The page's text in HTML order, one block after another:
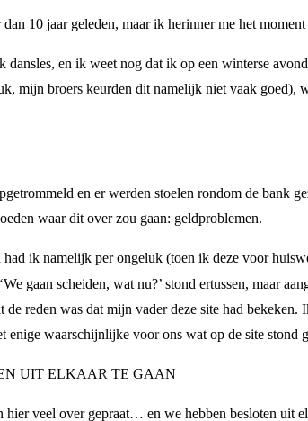
dan 10 jaar geleden, maar ik herinner me het
dansles, en ik weet nog dat ik op een winterse
mijn broers keurden dit namelijk niet vaak goed),
en er werden stoelen rondom de bank
waar dit over zou gaan: geldproblemen.
ik namelijk per ongeluk (toen ik deze voor
gaan scheiden, wat nu?’ stond ertussen, maar
de reden was dat mijn vader deze site had
enige waarschijnlijke voor ons wat op de site stond
UIT ELKAAR TE GAAN
veel over gepraat… en we hebben besloten uit